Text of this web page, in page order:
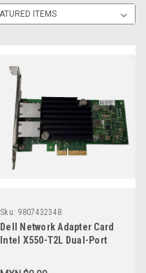
Sku: 9807432348
Dell Network Adapter Card
Intel X550-T2L Dual-Port
Height Profile/ Tarjeta De